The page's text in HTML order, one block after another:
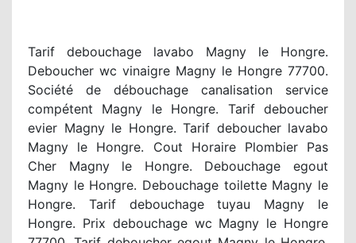
Tarif debouchage lavabo Magny le Hongre.
Deboucher wc vinaigre Magny le Hongre 77700.
Société de débouchage canalisation service
compétent Magny le Hongre. Tarif deboucher
evier Magny le Hongre. Tarif deboucher lavabo
Magny le Hongre. Cout Horaire Plombier Pas
Cher Magny le Hongre. Debouchage egout
Magny le Hongre. Debouchage toilette Magny le
Hongre. Tarif debouchage tuyau Magny le
Hongre. Prix debouchage wc Magny le Hongre